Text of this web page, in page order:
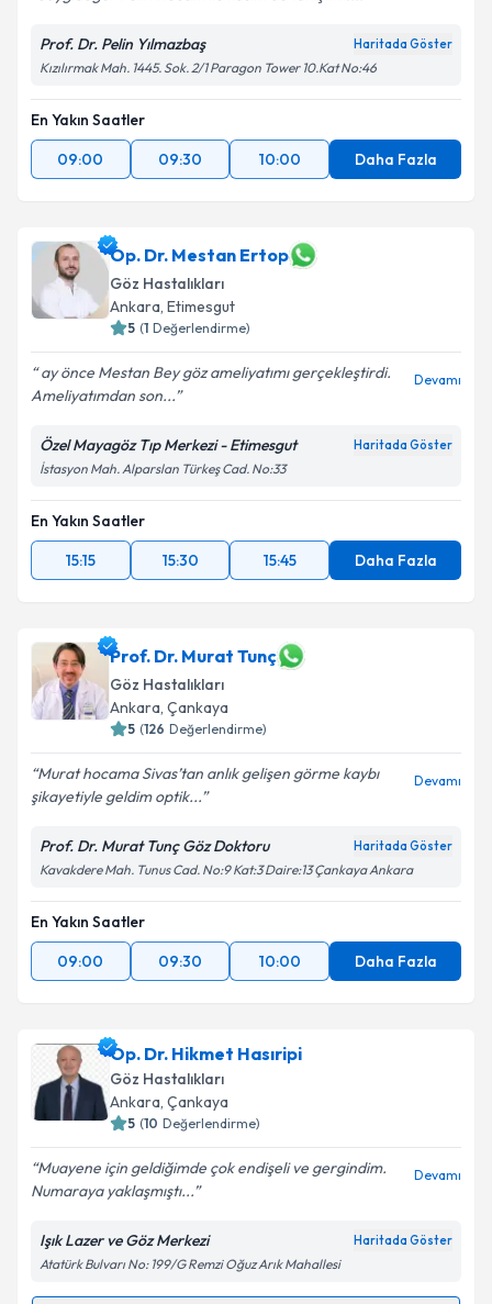
Prof. Dr. Pelin Yılmazbaş Haritada Göster
Kızılırmak Mah. 1445. Sok. 2/1 Paragon Tower 10.Kat No:46
En Yakın Saatler
09:00
09:30 10:00 Daha Fazla
Op. Dr. Mestan Ertop
Göz Hastalıkları
Ankara, Etimesgut
5 (1 Değerlendirme)
ay önce Mestan Bey göz ameliyatımı gerçekleştirdi.
Ameliyatımdan son...
Devamı
Özel Mayagöz Tıp Merkezi - Etimesgut Haritada Göster
İstasyon Mah. Alparslan Türkeş Cad. No:33
En Yakın Saatler
15:15
15:30 15:45 Daha Fazla
Prof. Dr. Murat Tunç
Göz Hastalıkları
Ankara, Çankaya
5 (126 Değerlendirme)
Murat hocama Sivas’tan anlık gelişen görme kaybı
şikayetiyle geldim optik...
Devamı
Prof. Dr. Murat Tunç Göz Doktoru Haritada Göster
Kavakdere Mah. Tunus Cad. No:9 Kat:3 Daire:13 Çankaya Ankara
En Yakın Saatler
09:00
09:30 10:00 Daha Fazla
Op. Dr. Hikmet Hasıripi
Göz Hastalıkları
Ankara, Çankaya
5 (10 Değerlendirme)
Muayene için geldiğimde çok endişeli ve gergindim.
Numaraya yaklaşmıştı...
Devamı
Işık Lazer ve Göz Merkezi Haritada Göster
Atatürk Bulvarı No: 199/G Remzi Oğuz Arık Mahallesi